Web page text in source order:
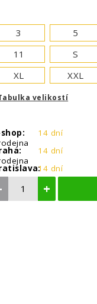
3
5
11
S
XL
XXL
velikostí
shop:
14 dní
14 dní
14 dní
+